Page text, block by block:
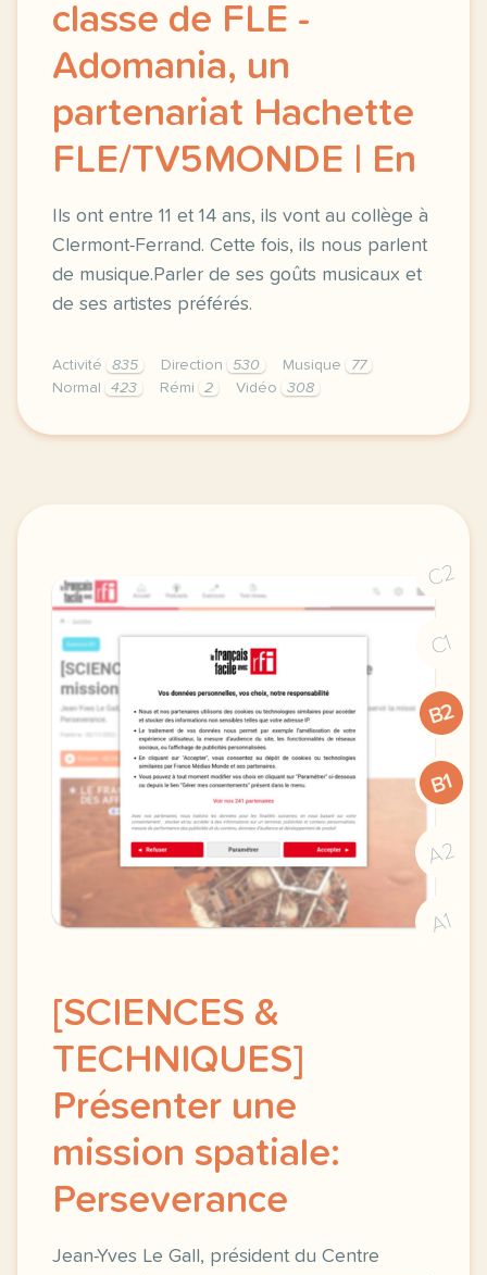
classe de FLE -
Adomania, un
partenariat Hachette
FLE/TV5MONDE | En
Ils ont entre 11 et 14 ans, ils vont au collège à
Clermont-Ferrand. Cette fois, ils nous parlent
de musique.Parler de ses goûts musicaux et
de ses artistes préférés.
Activité 835 Direction 530 Musique
77
Normal
423 Rémi 2 Vidéo 308
didomi host didomi components button cursor
C2
C1
B2
B1
A2
A1
[SCIENCES &
TECHNIQUES]
Présenter une
mission spatiale:
Perseverance
Jean-Yves Le Gall, président du Centre